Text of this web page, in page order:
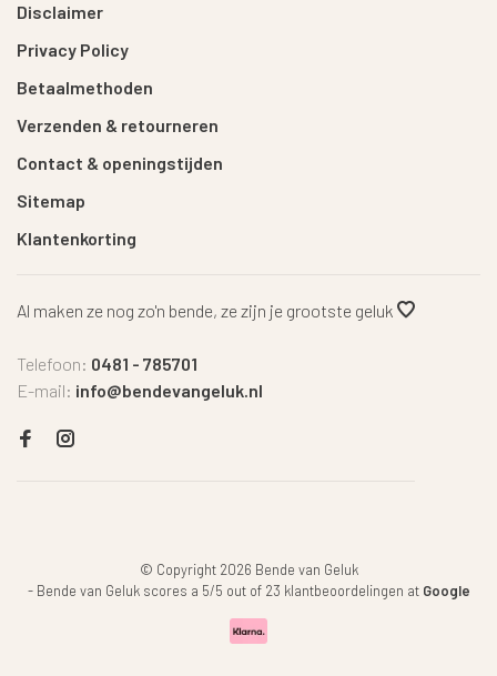
Disclaimer
Privacy Policy
Betaalmethoden
Verzenden & retourneren
Contact & openingstijden
Sitemap
Klantenkorting
Al maken ze nog zo'n bende, ze zijn je grootste geluk
Telefoon: 0481 - 785701
E-mail: info@bendevangeluk.nl
© Copyright 2026 Bende van Geluk
- Bende van Geluk scores a 5/5 out of 23 klantbeoordelingen at Google